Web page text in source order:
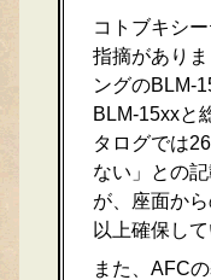
コトブキシ
指摘があり
ングのBLM-
BLM-15xxと
タログでは
ない」との
が、座面か
以上確保し
また、AFC